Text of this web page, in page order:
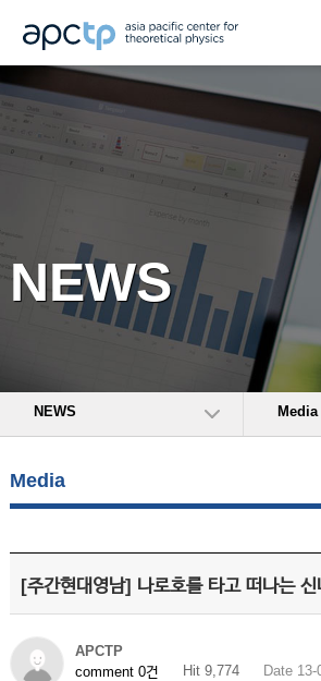
NEWS
NEWS Media
Media
[주간현대영남] 나로호를 타고 떠나는
APCTP
comment 0건
Hit 9,774 Date